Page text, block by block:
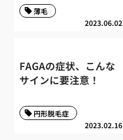
2023.06.02
薄毛
FAGAの症状、こんな
サインに要注意！
2023.02.16
円形脱毛症